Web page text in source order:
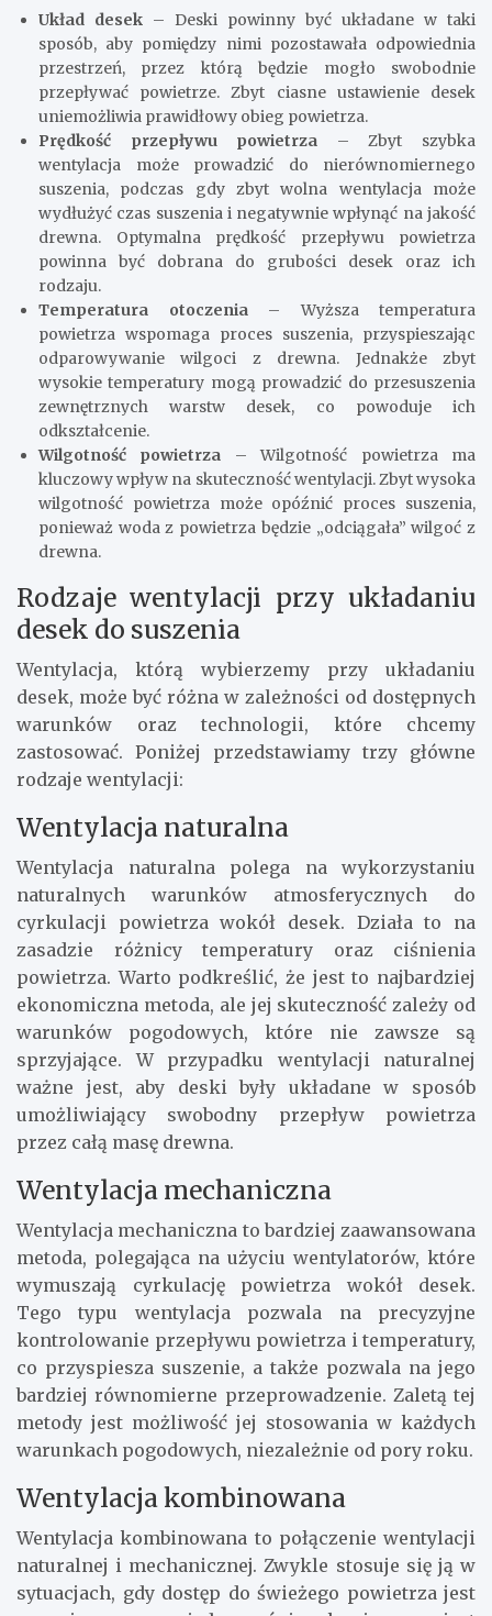
Układ desek – Deski powinny być układane w taki
sposób, aby pomiędzy nimi pozostawała odpowiednia
przestrzeń, przez którą będzie mogło swobodnie
przepływać powietrze. Zbyt ciasne ustawienie desek
uniemożliwia prawidłowy obieg powietrza.
Prędkość przepływu powietrza – Zbyt szybka
wentylacja może prowadzić do nierównomiernego
suszenia, podczas gdy zbyt wolna wentylacja może
wydłużyć czas suszenia i negatywnie wpłynąć na jakość
drewna. Optymalna prędkość przepływu powietrza
powinna być dobrana do grubości desek oraz ich
rodzaju.
Temperatura otoczenia– Wyższa temperatura
powietrza wspomaga proces suszenia, przyspieszając
odparowywanie wilgoci z drewna. Jednakże zbyt
wysokie temperatury mogą prowadzić do przesuszenia
zewnętrznych warstw desek, co powoduje ich
odkształcenie.
Wilgotność powietrza – Wilgotność powietrza ma
kluczowy wpływ na skuteczność wentylacji. Zbyt wysoka
wilgotność powietrza może opóźnić proces suszenia,
ponieważ woda z powietrza będzie „odciągała” wilgoć z
drewna.
Rodzaje wentylacji przy układaniu
desek do suszenia
Wentylacja, którą wybierzemy przy układaniu
desek, może być różna w zależności od dostępnych
warunków oraz technologii, które chcemy
zastosować. Poniżej przedstawiamy trzy główne
rodzaje wentylacji:
Wentylacja naturalna
Wentylacja naturalna polega na wykorzystaniu
naturalnych warunków atmosferycznych do
cyrkulacji powietrza wokół desek. Działa to na
zasadzie różnicy temperatury oraz ciśnienia
powietrza. Warto podkreślić, że jest to najbardziej
ekonomiczna metoda, ale jej skuteczność zależy od
warunków pogodowych, które nie zawsze są
sprzyjające. W przypadku wentylacji naturalnej
ważne jest, aby deski były układane w sposób
umożliwiający swobodny przepływ powietrza
przez całą masę drewna.
Wentylacja mechaniczna
Wentylacja mechaniczna to bardziej zaawansowana
metoda, polegająca na użyciu wentylatorów, które
wymuszają cyrkulację powietrza wokół desek.
Tego typu wentylacja pozwala na precyzyjne
kontrolowanie przepływu powietrza i temperatury,
co przyspiesza suszenie, a także pozwala na jego
bardziej równomierne przeprowadzenie. Zaletą tej
metody jest możliwość jej stosowania w każdych
warunkach pogodowych, niezależnie od pory roku.
Wentylacja kombinowana
Wentylacja kombinowana to połączenie wentylacji
naturalnej i mechanicznej. Zwykle stosuje się ją w
sytuacjach, gdy dostęp do świeżego powietrza jest